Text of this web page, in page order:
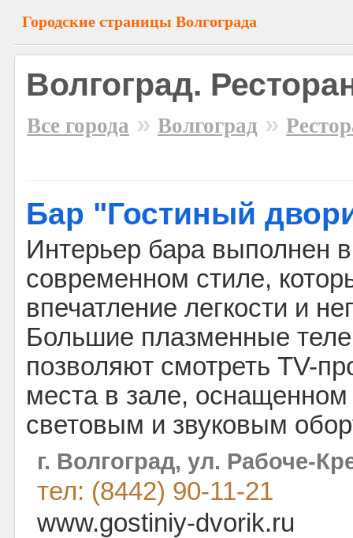
Городские страницы Волгограда
Волгоград.
Все города » Волгоград »
Бар "Гостиный
Интерьер бара выполнен
современном стиле,
впечатление легкости и
Большие плазменные
позволяют смотреть TV-
места в зале,
световым и звуковым
г. Волгоград, ул. Рабоче-
тел: (8442) 90-11-21
www.gostiniy-dvorik.ru